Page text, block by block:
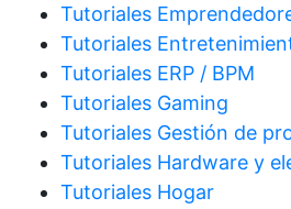
Tutoriales
Tutoriales
Tutoriales ERP / BPM
Tutoriales Gaming
Tutoriales Gestión de
Tutoriales Hardware y
Tutoriales Hogar